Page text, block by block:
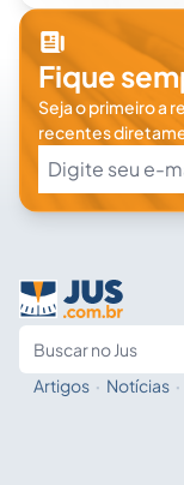
Fique
Seja o primeiro a
recentes
Artigos · Notícias ·